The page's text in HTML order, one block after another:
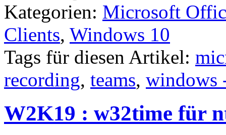
Kategorien: Microsoft
Clients, Windows 10
Tags für diesen Artikel:
recording, teams, windows
W2K19 : w32time für